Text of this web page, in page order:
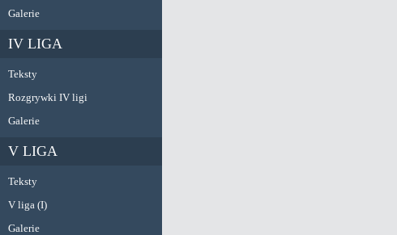
Galerie
IV LIGA
Teksty
Rozgrywki IV ligi
Galerie
V LIGA
Teksty
V liga (I)
Galerie